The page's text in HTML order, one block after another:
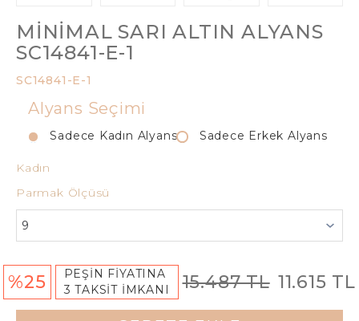
MINIMAL SARI ALTIN ALYANS
SC14841-E-1
SC14841-E-1
Alyans Seçimi
Sadece Kadın Alyans Sadece Erkek Alyans
Kadın
Parmak Ölçüsü
%25
PEŞİN FİYATINA
3 TAKSİT İMKANI
15.487 TL 11.615 TL